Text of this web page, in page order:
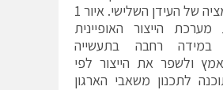
ושל האוטומציה של העידן השלישי. איור 1
הייצור האופיינית
רחבה בתעשייה
ולשפר את הייצור לפי
לתכנון משאבי הארגון